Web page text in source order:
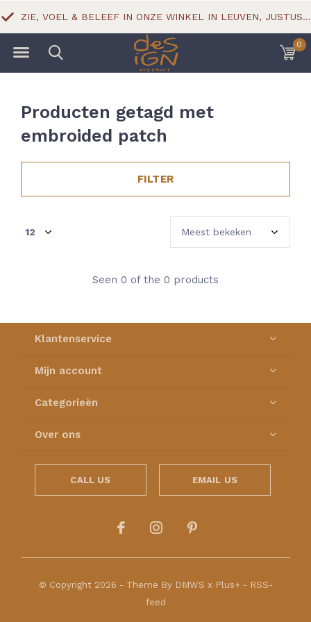
0
ZIE, VOEL & BELEEF IN ONZE WINKEL IN LEUVEN, JUSTUS LIPSIUSSTRAAT 18
Producten getagd met
embroided patch
FILTER
Seen 0 of the 0 products
Klantenservice
Mijn account
Categorieën
Over ons
CALL US EMAIL US
© Copyright 2026 - Theme By DMWS x Plus+- RSS-
feed